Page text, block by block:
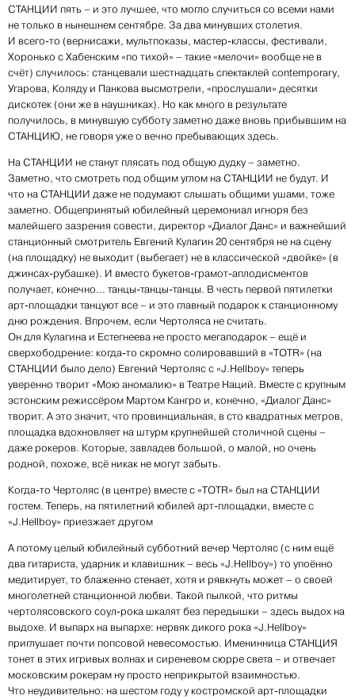
СТАНЦИИ пять – и это лучшее, что могло случиться со всеми нами
не только в нынешнем сентябре. За два минувших столетия.
И всего-то (вернисажи, мультпоказы, мастер-классы, фестивали,
Хоронько с Хабенским «по тихой» – такие «мелочи» вообще не в
счёт) случилось: станцевали шестнадцать спектаклей contemporary,
Угарова, Коляду и Панкова высмотрели, «прослушали» десятки
дискотек (они же в наушниках). Но как много в результате
получилось, в минувшую субботу заметно даже вновь прибывшим на
СТАНЦИЮ, не говоря уже о вечно пребывающих здесь.
На СТАНЦИИ не станут плясать под общую дудку – заметно.
Заметно, что смотреть под общим углом на СТАНЦИИ не будут. И
что на СТАНЦИИ даже не подумают слышать общими ушами, тоже
заметно. Общепринятый юбилейный церемониал игноря без
малейшего зазрения совести, директор «Диалог Данс» и важнейший
станционный смотритель Евгений Кулагин 20 сентября не на сцену
(на площадку) не выходит (выбегает) не в классической «двойке» (в
джинсах-рубашке). И вместо букетов-грамот-аплодисментов
получает, конечно... танцы-танцы-танцы. В честь первой пятилетки
арт-площадки танцуют все – и это главный подарок к станционному
дню рождения. Впрочем, если Чертоляса не считать.
Он для Кулагина и Естегнеева не просто мегаподарок – ещё и
сверхободрение: когда-то скромно солировавший в «TOTR» (на
СТАНЦИИ было дело) Евгений Чертоляс с «J.Hellboy» теперь
уверенно творит «Мою аномалию» в Театре Наций. Вместе с крупным
эстонским режиссёром Мартом Кангро и, конечно, «Диалог Данс»
творит. А это значит, что провинциальная, в сто квадратных метров,
площадка вдохновляет на штурм крупнейшей столичной сцены –
даже рокеров. Которые, завладев большой, о малой, но очень
родной, похоже, всё никак не могут забыть.
Когда-то Чертоляс (в центре) вместе с «TOTR» был на СТАНЦИИ
гостем. Теперь, на пятилетний юбилей арт-площадки, вместе с
«J.Hellboy» приезжает другом
А потому целый юбилейный субботний вечер Чертоляс (с ним ещё
два гитариста, ударник и клавишник – весь «J.Hellboy») то упоённо
медитирует, то блаженно стенает, хотя и рявкнуть может – о своей
многолетней станционной любви. Такой пылкой, что ритмы
чертолясовского соул-рока шкалят без передышки – здесь выдох на
выдохе. И выпарх на выпархе: нервяк дикого рока «J.Hellboy»
приглушает почти попсовой невесомостью. Именинница СТАНЦИЯ
тонет в этих игривых волнах и сиреневом сюрре света – и отвечает
московским рокерам ну просто неприкрытой взаимностью.
Что неудивительно: на шестом году у костромской арт-площадки